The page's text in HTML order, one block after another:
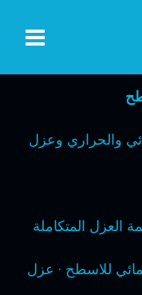
والحراري وعزل
العزل المتكاملة
مائي للاسطح · عزل